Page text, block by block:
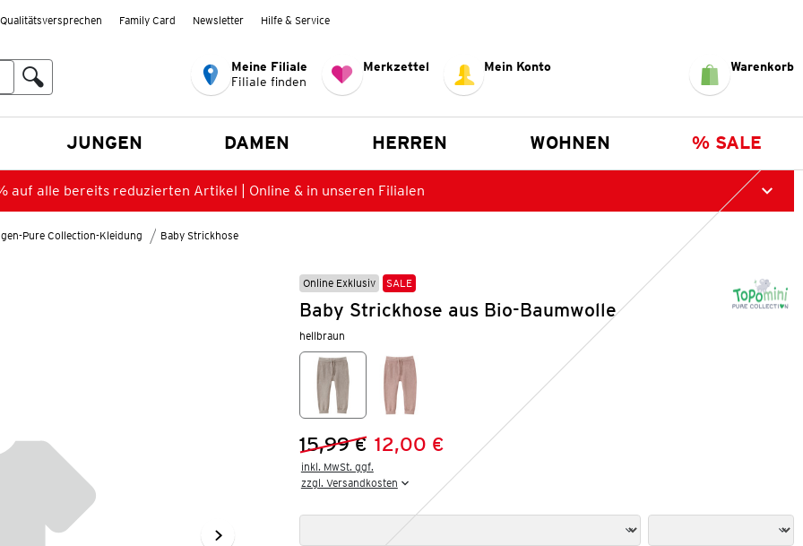
Qualitätsversprechen Family Card Newsletter Hilfe & Service
Meine Filiale
Filiale finden
Merkzettel Mein Konto Warenkorb
JUNGEN DAMEN HERREN WOHNEN % SALE
auf alle bereits reduzierten Artikel | Online & in unseren Filialen
Pure Collection-Kleidung Baby Strickhose
Online Exklusiv SALE
Baby Strickhose aus Bio-Baumwolle
hellbraun
Vorheriger Preis:
15,99 €
Neuer Preis:12,00 €
inkl. MwSt. ggf.
zzgl. Versandkosten